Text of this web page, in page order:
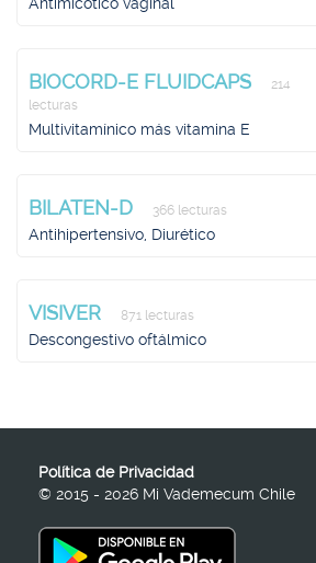
BIOCORD-E FLUIDCAPS
214
lecturas
Multivitamínico más vitamina E
BILATEN-D 366 lecturas
Antihipertensivo, Diurético
VISIVER 871 lecturas
Descongestivo oftálmico
Política de Privacidad
© 2015 - 2026 Mi Vademecum Chile